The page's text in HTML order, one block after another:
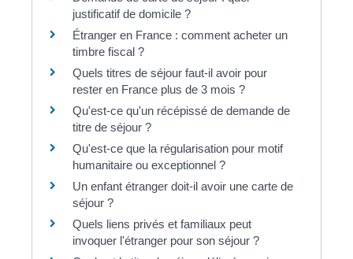
justificatif de domicile ?
Étranger en France : comment acheter un
timbre fiscal ?
Quels titres de séjour faut-il avoir pour
rester en France plus de 3 mois ?
Qu'est-ce qu'un récépissé de demande de
titre de séjour ?
Qu'est-ce que la régularisation pour motif
humanitaire ou exceptionnel ?
Un enfant étranger doit-il avoir une carte de
séjour ?
Quels liens privés et familiaux peut
invoquer l'étranger pour son séjour ?